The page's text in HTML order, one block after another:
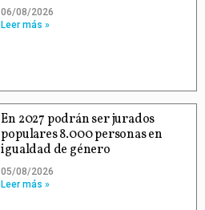
06/08/2026
Leer más »
En 2027 podrán ser jurados
populares 8.000 personas en
igualdad de género
05/08/2026
Leer más »